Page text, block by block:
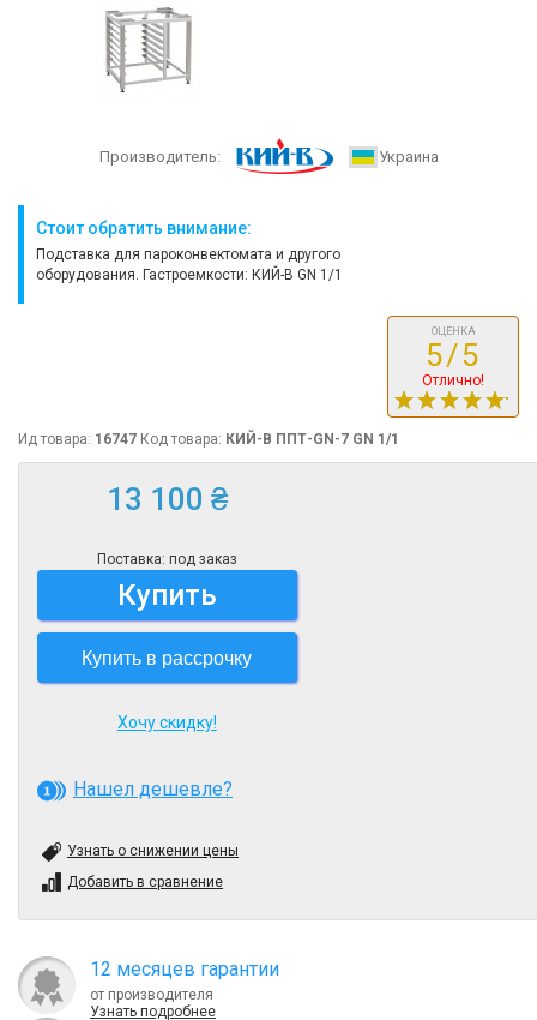
Производитель: Украина
Стоит обратить внимание:
Подставка для пароконвектомата и другого
оборудования. Гастроемкости: КИЙ-В GN 1/1
ОЦЕНКА
5/5
Отлично!
Ид товара: 16747 Код товара: КИЙ-В ППТ-GN-7 GN 1/1
13 100 ₴
Поставка: под заказ
Купить
Купить в рассрочку
Хочу скидку!
Нашел дешевле?
Узнать о снижении цены
Добавить в сравнение
12 месяцев гарантии
от производителя
Узнать подробнее